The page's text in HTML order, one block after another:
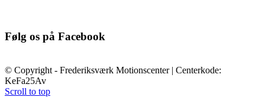
Følg os på Facebook
© Copyright - Frederiksværk Motionscenter | Centerkode:
KeFa25Av
Scroll to top